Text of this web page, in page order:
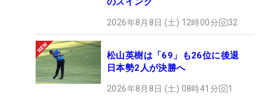
2026年8月8日 (土) 12時00分 32
松山英樹は「69」も26位に後退
日本勢2人が決勝へ
2026年8月8日 (土) 08時41分 1